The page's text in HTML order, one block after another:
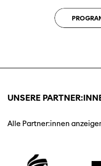
UNSERE
Alle Partner:innen